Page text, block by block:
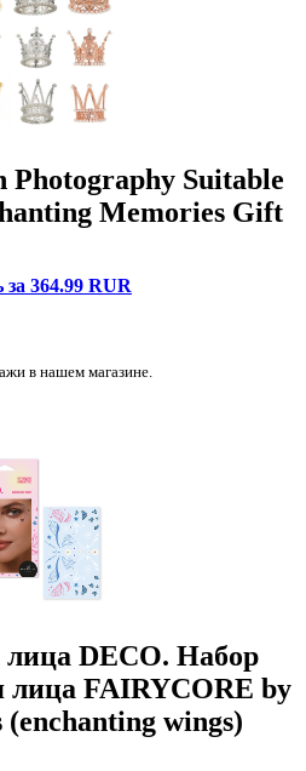
Photography Suitable
Memories Gift
364.99 RUR
в нашем магазине.
DECO. Набор
лица FAIRYCORE by
wings)